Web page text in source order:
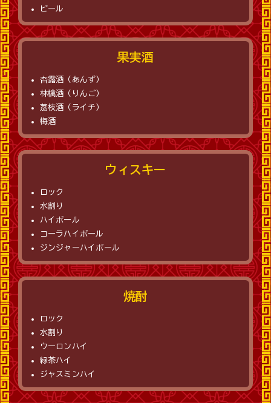
ビール
果実酒
杏露酒（あんず）
林檎酒（りんご）
茘枝酒（ライチ）
梅酒
ウィスキー
ロック
水割り
ハイボール
コーラハイボール
ジンジャーハイボール
焼酎
ロック
水割り
ウーロンハイ
緑茶ハイ
ジャスミンハイ